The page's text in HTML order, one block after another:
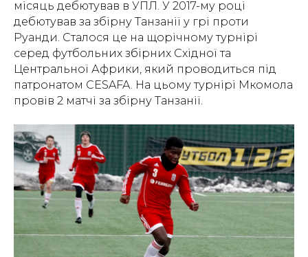
місяць дебютував в УПЛ. У 2017-му році
дебютував за збірну Танзанії у грі проти
Руанди. Сталося це на щорічному турнірі
серед футбольних збірних Східної та
Центральної Африки, який проводиться під
патронатом CESAFA. На цьому турнірі Мкомола
провів 2 матчі за збірну Танзанії.